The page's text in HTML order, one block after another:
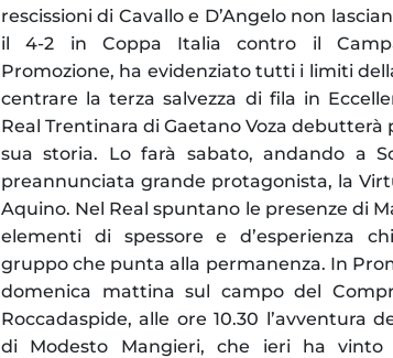
rescissioni di Cavallo e D’Angelo non
il 4-2 in Coppa Italia contro il
Promozione, ha evidenziato tutti i limiti
centrare la terza salvezza di fila in
Real Trentinara di Gaetano Voza debutterà
sua storia. Lo farà sabato, andando a
preannunciata grande protagonista, la
Aquino. Nel Real spuntano le presenze di
elementi di spessore e d’esperienza
gruppo che punta alla permanenza. In
domenica mattina sul campo del
Roccadaspide, alle ore 10.30 l’avventura
di Modesto Mangieri, che ieri ha